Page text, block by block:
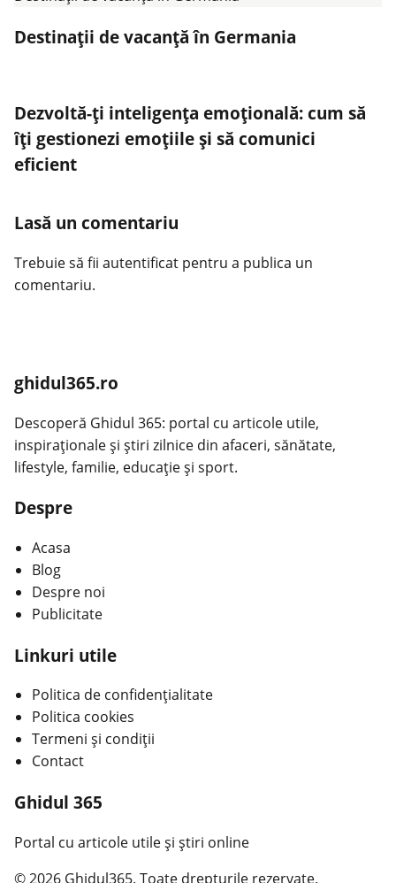
Destinații de vacanță în Germania
Dezvoltă-ți inteligența emoțională: cum să
îți gestionezi emoțiile și să comunici
eficient
Lasă un comentariu
Trebuie să fii autentificat pentru a publica un
comentariu.
ghidul365.ro
Descoperă Ghidul 365: portal cu articole utile,
inspiraționale și știri zilnice din afaceri, sănătate,
lifestyle, familie, educație și sport.
Despre
Acasa
Blog
Despre noi
Publicitate
Linkuri utile
Politica de confidențialitate
Politica cookies
Termeni și condiții
Contact
Ghidul 365
Portal cu articole utile și știri online
© 2026 Ghidul365. Toate drepturile rezervate.